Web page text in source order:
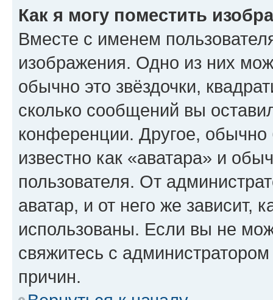
Как я могу поместить
Вместе с именем
изображения. Одно из них
обычно это звёздочки,
сколько сообщений вы
конференции. Другое,
известно как «аватара» и
пользователя. От
аватар, и от него же зависит,
использованы. Если вы не
свяжитесь с
причин.